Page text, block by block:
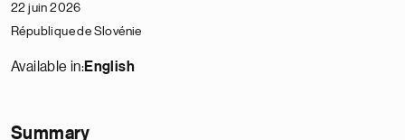
22 juin 2026
République de Slovénie
Available in:English
Summary